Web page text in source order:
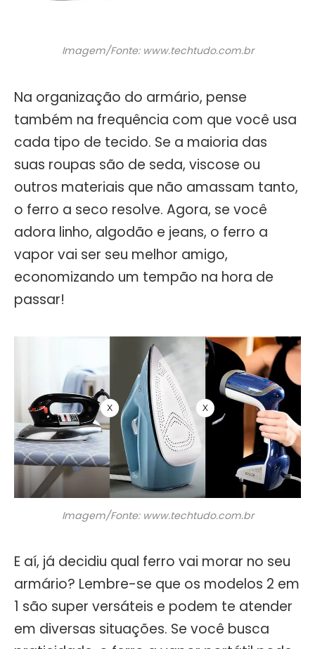
Imagem/Fonte: www.techtudo.com.br
Na organização do armário, pense
também na frequência com que você usa
cada tipo de tecido. Se a maioria das
suas roupas são de seda, viscose ou
outros materiais que não amassam tanto,
o ferro a seco resolve. Agora, se você
adora linho, algodão e jeans, o ferro a
vapor vai ser seu melhor amigo,
economizando um tempão na hora de
passar!
Imagem/Fonte: www.techtudo.com.br
E aí, já decidiu qual ferro vai morar no seu
armário? Lembre-se que os modelos 2 em
1 são super versáteis e podem te atender
em diversas situações. Se você busca